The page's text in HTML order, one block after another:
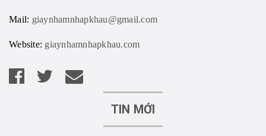
Mail: giaynhamnhapkhau@gmail.com
Website: giaynhamnhapkhau.com
TIN MỚI